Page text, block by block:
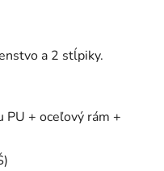
a 2 stĺpiky.
+ oceľový rám +